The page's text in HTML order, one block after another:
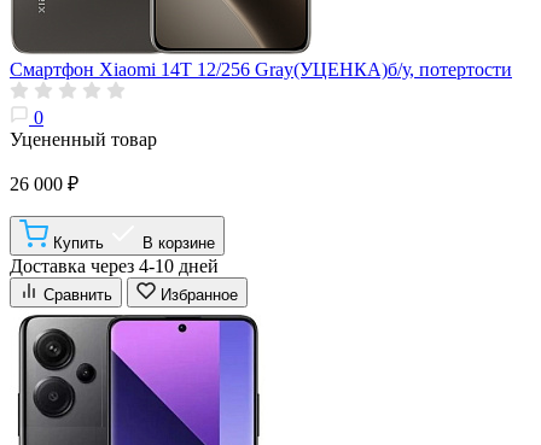
Смартфон Xiaomi 14T 12/256 Gray(УЦЕНКА)б/у, потертости
0
Уцененный товар
26 000 ₽
Купить В корзине
Доставка через 4-10 дней
Сравнить Избранное